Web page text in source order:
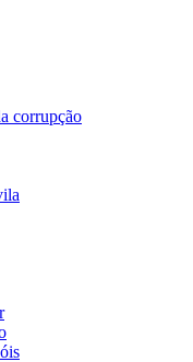
corrupção